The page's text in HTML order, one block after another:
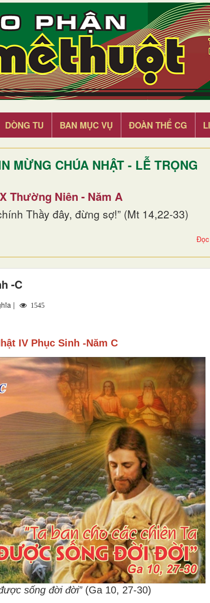
DÒNG TU BAN MỤC VỤ ĐOÀN THỂ CG
MỪNG CHÚA NHẬT - LỄ TRỌNG
Thường Niên - Năm A
Thầy đây, đừng sợ!” (Mt 14,22-33)
-C
| 1545
IV Phục Sinh -Năm C
sống đời đời” (Ga 10, 27-30)